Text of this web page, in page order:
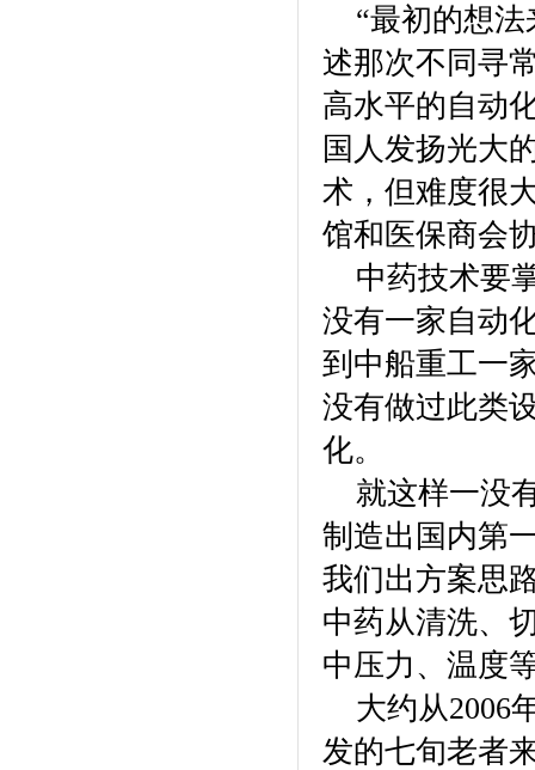
“最初的想法
述那次不同寻
高水平的自动
国人发扬光大
术，但难度很
馆和医保商会
中药技术要
没有一家自动
到中船重工一
没有做过此类
化。
就这样一没
制造出国内第
我们出方案思
中药从清洗、
中压力、温度
大约从2006
发的七旬老者